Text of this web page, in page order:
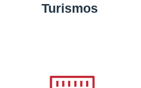
Turismos